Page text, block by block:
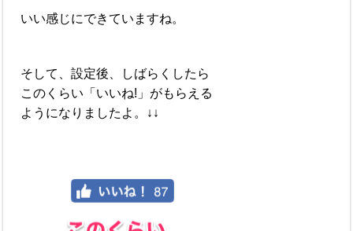
いい感じにできていますね。
そして、設定後、しばらくしたら
このくらい「いいね!」がもらえる
ようになりましたよ。↓↓